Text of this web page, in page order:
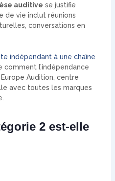
auditive se justifie
de vie inclut réunions
conversations en
indépendant à une chaîne
comment l’indépendance
Audition, centre
avec toutes les marques
2 est-elle